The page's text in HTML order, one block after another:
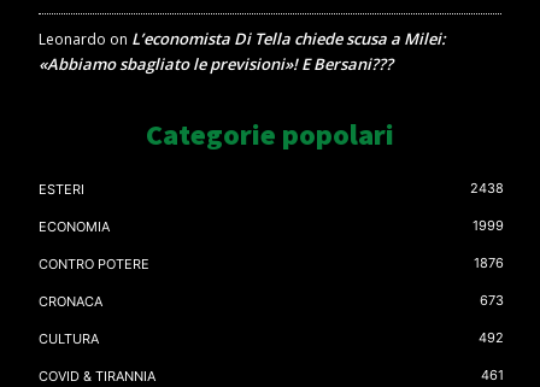
Leonardo on L’economista Di Tella chiede scusa a Milei:
«Abbiamo sbagliato le previsioni»! E Bersani???
Categorie popolari
ESTERI 2438
ECONOMIA 1999
CONTRO POTERE 1876
CRONACA 673
CULTURA 492
COVID & TIRANNIA 461